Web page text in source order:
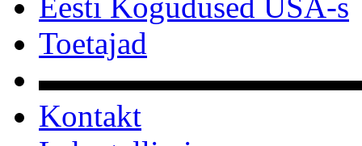
Eesti Kogudused USA-s
Toetajad
Kontakt